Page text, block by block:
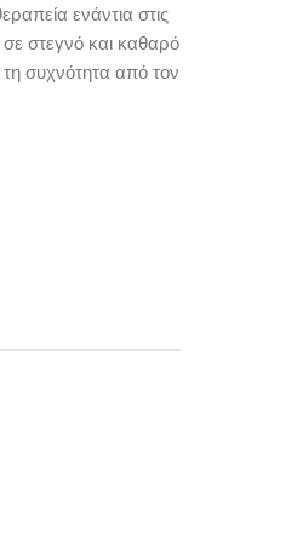
ενάντια στις
στεγνό και καθαρό
συχνότητα από τον